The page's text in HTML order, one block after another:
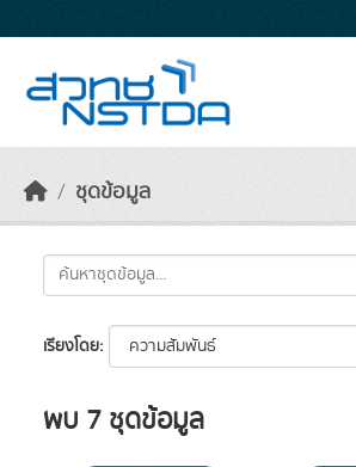
ชุดข้อมูล
เรียงโดย
พบ 7 ชุดข้อมูล